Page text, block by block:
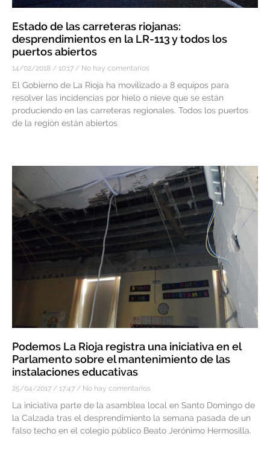
Estado de las carreteras riojanas:
desprendimientos en la LR-113 y todos los
puertos abiertos
14/02/2018 10:17 No hay comentarios
El Gobierno de La Rioja ha movilizado a 8 equipos para
resolver las incidencias por hielo o nieve que se están
produciendo en las carreteras regionales. Todos los puertos
de la región están abiertos
Podemos La Rioja registra una iniciativa en el
Parlamento sobre el mantenimiento de las
instalaciones educativas
25/04/2017 17:47 No hay comentarios
La iniciativa parte de la asamblea local en Santo Domingo de
la Calzada tras el desprendimiento la semana pasada de un
falso techo en el colegio público Beato Jerónimo Hermosilla.